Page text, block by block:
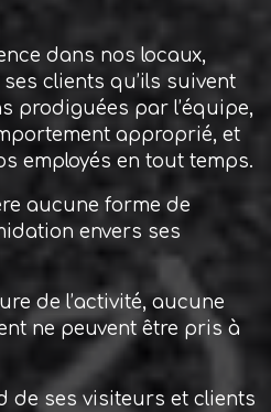
dans nos locaux,
clients qu’ils suivent
prodiguées par l’équipe,
approprié, et
employés en tout temps.
aucune forme de
envers ses
de l’activité, aucune
ne peuvent être pris à
de ses visiteurs et clients